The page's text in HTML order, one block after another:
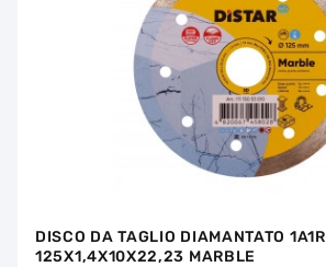
DISCO DA TAGLIO DIAMANTATO 1A1R
125X1,4X10X22,23 MARBLE